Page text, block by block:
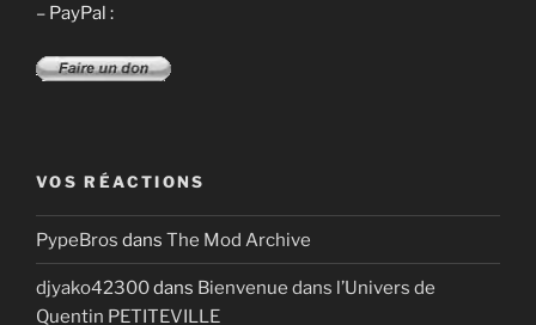
– PayPal :
VOS RÉACTIONS
PypeBros dans The Mod Archive
djyako42300dans Bienvenue dans l’Univers de
Quentin PETITEVILLE